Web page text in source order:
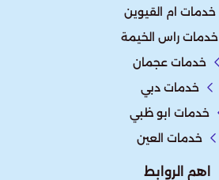
خدمات ام القيوين
خدمات راس الخيمة
خدمات عجمان
خدمات دبي
خدمات ابو ظبي
خدمات العين
اهم الروابط